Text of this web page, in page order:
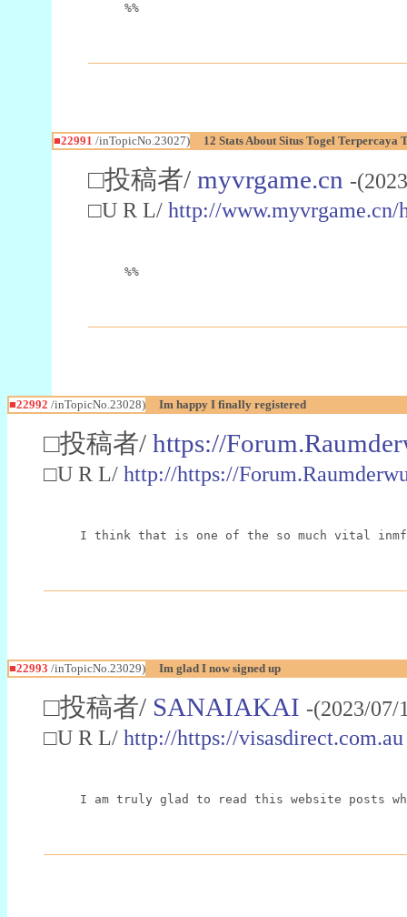
%%
■22991 /inTopicNo.23027) 12 Stats About Situs Togel Terpercaya
□投稿者/ myvrgame.cn -
□U R L/ http://www.myvrgame.cn/
%%
■22992 /inTopicNo.23028) Im happy I finally registered
□投稿者/ https://
□U R L/ http://https://
I think that is one of the so much vital
■22993 /inTopicNo.23029) Im glad I now signed up
□投稿者/ SANAIAKAI -(2023/
□U R L/ http://https://visasdirect.com.au
I am truly glad to read this website posts